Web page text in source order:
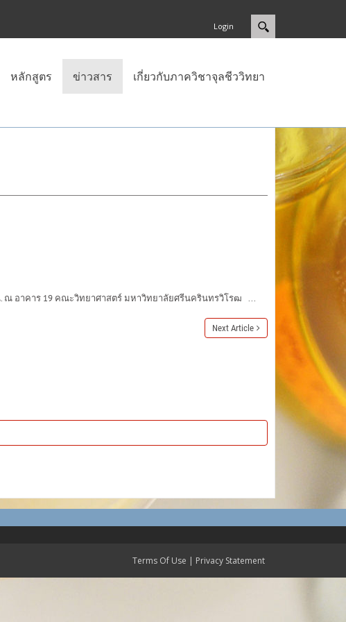
Login
หลักสูตร ข่าวสาร เกี่ยวกับภาควิชาจุลชีววิทยา
ณ อาคาร 19 คณะวิทยาศาสตร์ มหาวิทยาลัยศรีนครินทรวิโรฒ ...
Next Article
Terms Of Use | Privacy Statement